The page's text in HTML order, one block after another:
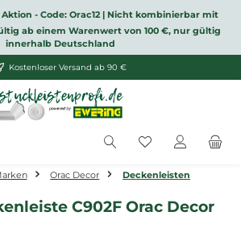
Aktion - Code: Orac12 | Nicht kombinierbar mit
ab einem Warenwert von 100 €, nur gültig
innerhalb Deutschland
Kostenloser Versand ab 90 €
Du hast 0
Orac Decor Deckenleisten
C902F Orac Decor